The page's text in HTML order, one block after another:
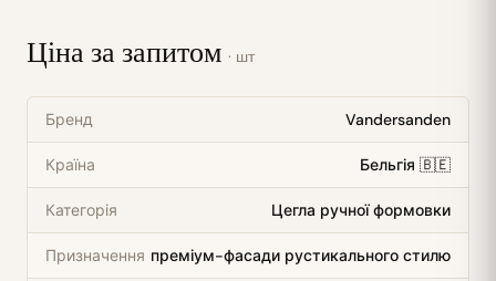
Ціна за запитом · шт
Бренд Vandersanden
Країна Бельгія 🇧🇪
Категорія Цегла ручної формовки
Призначення преміум-фасади рустикального стилю